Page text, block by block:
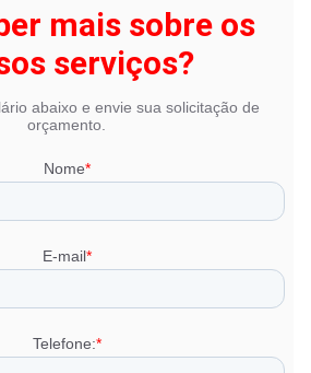
mais sobre os
serviços?
abaixo e envie sua solicitação de
orçamento.
Nome*
E-mail*
Telefone:*